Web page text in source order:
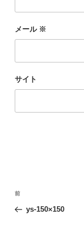
メール ※
サイト
投
ナ
前
の
前
ys-150×150